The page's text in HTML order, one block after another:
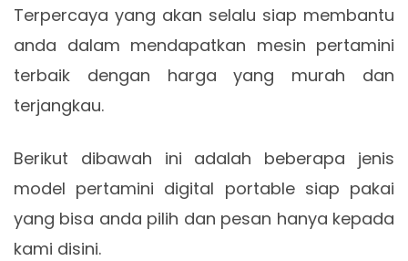
Terpercaya yang akan selalu siap membantu
anda dalam mendapatkan mesin pertamini
terbaik dengan harga yang murah dan
terjangkau.
Berikut dibawah ini adalah beberapa jenis
model pertamini digital portable siap pakai
yang bisa anda pilih dan pesan hanya kepada
kami disini.